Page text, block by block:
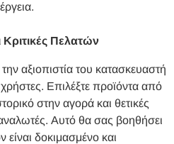
Κριτικές Πελατών
αξιοπιστία του κατασκευαστή
χρήστες. Επιλέξτε προϊόντα από
στην αγορά και θετικές
Αυτό θα σας βοηθήσει
είναι δοκιμασμένο και